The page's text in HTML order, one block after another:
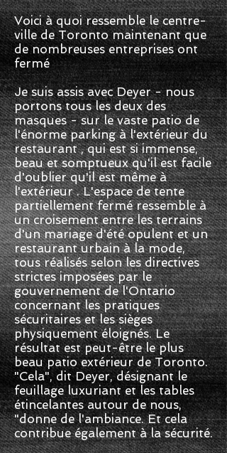
Voici à quoi ressemble le centre-
ville de Toronto maintenant que
de nombreuses entreprises ont
fermé
Je suis assis avec Deyer - nous
portons tous les deux des
masques - sur le vaste patio de
l'énorme parking à l'extérieur du
restaurant , qui est si immense,
beau et somptueux qu'il est facile
d'oublier qu'il est même à
l'extérieur . L'espace de tente
partiellement fermé ressemble à
un croisement entre les terrains
d'un mariage d'été opulent et un
restaurant urbain à la mode,
tous réalisés selon les directives
strictes imposées par le
gouvernement de l'Ontario
concernant les pratiques
sécuritaires et les sièges
physiquement éloignés. Le
résultat est peut-être le plus
beau patio extérieur de Toronto.
"Cela", dit Deyer, désignant le
feuillage luxuriant et les tables
étincelantes autour de nous,
"donne de l'ambiance. Et cela
contribue également à la sécurité.